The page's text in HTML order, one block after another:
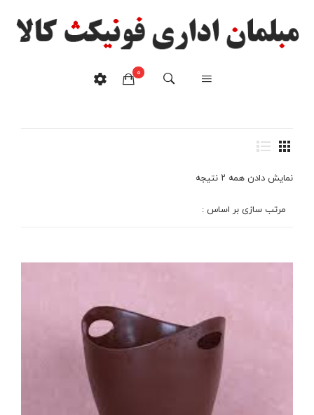
0
سطل
نمایش دادن همه ۲ نتیجه
مرتب سازی بر اساس :